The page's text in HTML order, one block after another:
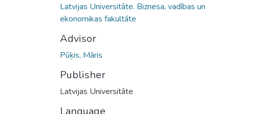
Latvijas Universitāte. Biznesa, vadības un
ekonomikas fakultāte
Advisor
Pūķis, Māris
Publisher
Latvijas Universitāte
Language